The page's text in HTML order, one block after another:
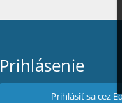
Prihlásenie
Prihlásiť sa cez